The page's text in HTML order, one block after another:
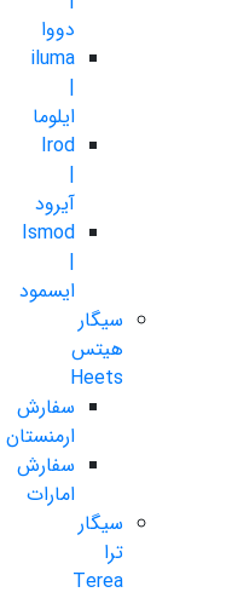
دووا
iluma
|
ایلوما
Irod
|
آیرود
Ismod
|
ایسمود
سیگار
هیتس
Heets
سفارش
ارمنستان
سفارش
امارات
سیگار
ترا
Terea